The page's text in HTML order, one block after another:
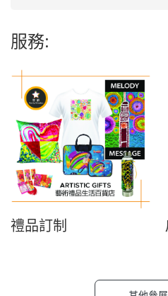
服務:
禮品訂制